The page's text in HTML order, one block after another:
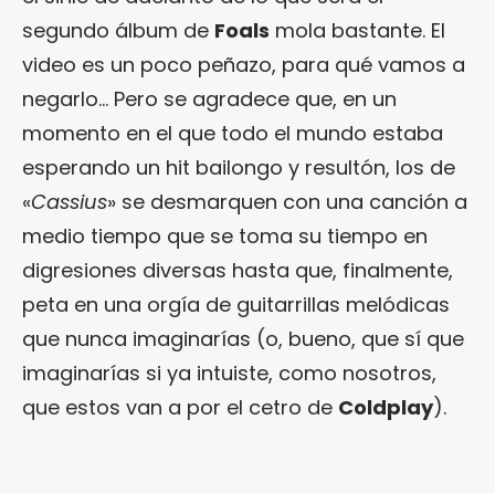
segundo álbum de Foals mola bastante. El
video es un poco peñazo, para qué vamos a
negarlo… Pero se agradece que, en un
momento en el que todo el mundo estaba
esperando un hit bailongo y resultón, los de
«Cassius» se desmarquen con una canción a
medio tiempo que se toma su tiempo en
digresiones diversas hasta que, finalmente,
peta en una orgía de guitarrillas melódicas
que nunca imaginarías (o, bueno, que sí que
imaginarías si ya intuiste, como nosotros,
que estos van a por el cetro de Coldplay).